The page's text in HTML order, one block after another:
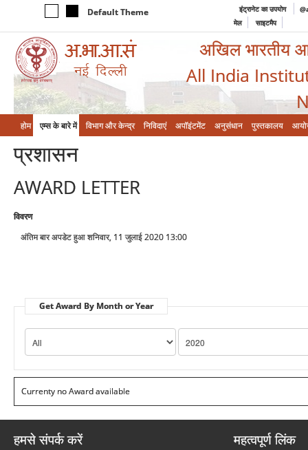
Default Theme इंट्रानेट का उपयोग
मेल
साइटमैप
अखिल भारतीय
All India
होम एम्‍स के बारे में विभाग और केन्‍द्र निविदाएं अपॉइंटमेंट अनुसंधान पुस्तकालय
प्रशासन
AWARD LETTER
विवरण
अंतिम बार अपडेट हुआ शनिवार, 11 जुलाई 2020 13:00
Get Award By Month or Year
Currenty no Award available
हमसे संपर्क करें महत्वपूर्ण लिंक